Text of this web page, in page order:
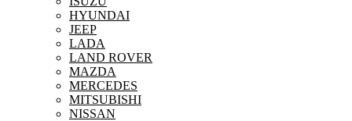
HYUNDAI
JEEP
LADA
LAND ROVER
MAZDA
MERCEDES
MITSUBISHI
NISSAN